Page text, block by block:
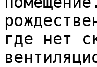
где нет